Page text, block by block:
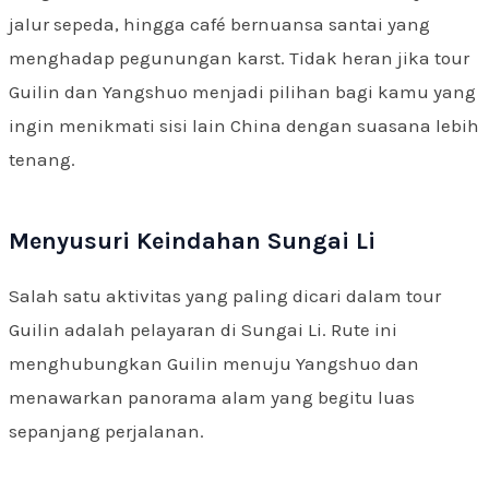
jalur sepeda, hingga café bernuansa santai yang
menghadap pegunungan karst. Tidak heran jika tour
Guilin dan Yangshuo menjadi pilihan bagi kamu yang
ingin menikmati sisi lain China dengan suasana lebih
tenang.
Menyusuri Keindahan Sungai Li
Salah satu aktivitas yang paling dicari dalam tour
Guilin adalah pelayaran di Sungai Li. Rute ini
menghubungkan Guilin menuju Yangshuo dan
menawarkan panorama alam yang begitu luas
sepanjang perjalanan.